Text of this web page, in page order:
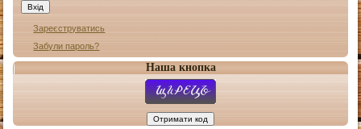
Зареєструватись
Забули пароль?
Наша кнопка